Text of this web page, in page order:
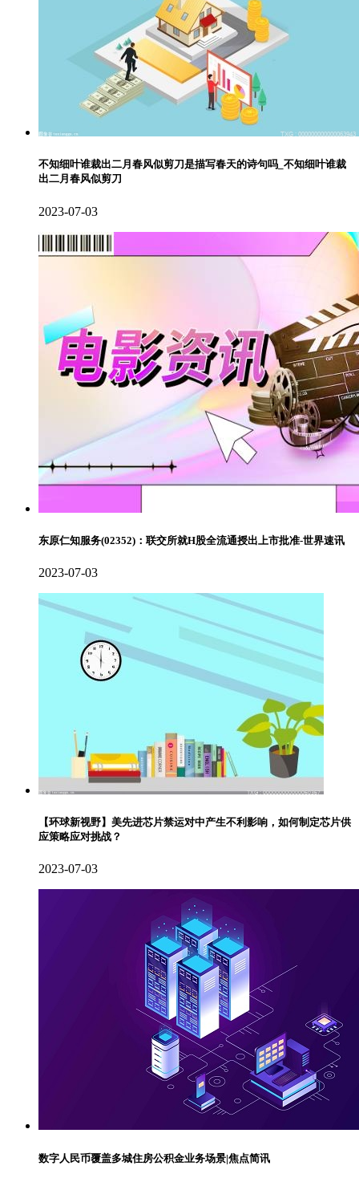
不知细叶谁裁出二月春风似剪刀是描写春天的诗句吗_不知细叶谁裁
出二月春风似剪刀
2023-07-03
东原仁知服务(02352)：联交所就H股全流通授出上市批准-世界速讯
2023-07-03
【环球新视野】美先进芯片禁运对中产生不利影响，如何制定芯片供
应策略应对挑战？
2023-07-03
数字人民币覆盖多城住房公积金业务场景|焦点简讯